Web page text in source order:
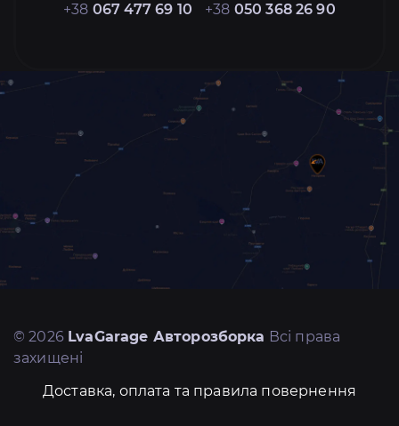
+38 067 477 69 10 +38 050 368 26 90
© 2026 LvaGarage Авторозборка Всі права
захищені
Доставка, оплата та правила повернення